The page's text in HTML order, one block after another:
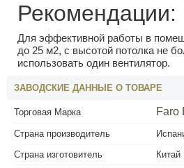
Рекомендации:
Для эффективной работы в
до 25 м2, с высотой потолка не
использовать один вентилятор.
ЗАВОДСКИЕ ДАННЫЕ О ТОВАРЕ
Торговая Марка Faro
Страна производитель
Страна изготовитель
Китай